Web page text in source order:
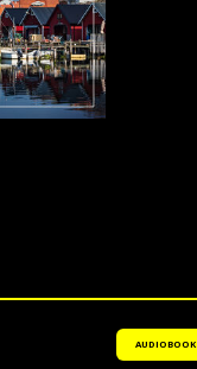
AUDIOBOOK